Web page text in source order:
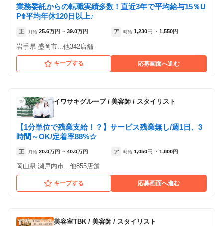
Bi’z GIRL 清瀬店
店舗数が多い場合は、絞り込みできます。
各店舗の特色（詳しい給与、一緒に働くスタッフ、サービスメニュー、客層
件の店舗
Bi’z GIRL 清瀬店
店舗数が多い場合は、絞り込みできます。
各店舗の特色（詳しい給与、一緒に働くスタッフ、サービスメニュー、客層
件の店舗
業務委託からの転職実績多数！直近3年で平均給与15％U
P⬆️平均年休120日以上♪
正 月給 25.6万円 ~ 39.0万円 ア 時給 1,230円 ~ 1,550円
岩手県 盛岡市...他342店舗
キープする 応募画面へ進む
イワサキグループ/ 美容師 / スタイリスト
【1分単位で残業支給！？】サービス残業無し/週1日、3
時間～OK/定着率88%☆
正 月給 20.0万円 ~ 40.0万円 ア 時給 1,050円 ~ 1,600円
岡山県 瀬戸内市...他855店舗
キープする 応募画面へ進む
美容室TBK / 美容師 / スタイリスト